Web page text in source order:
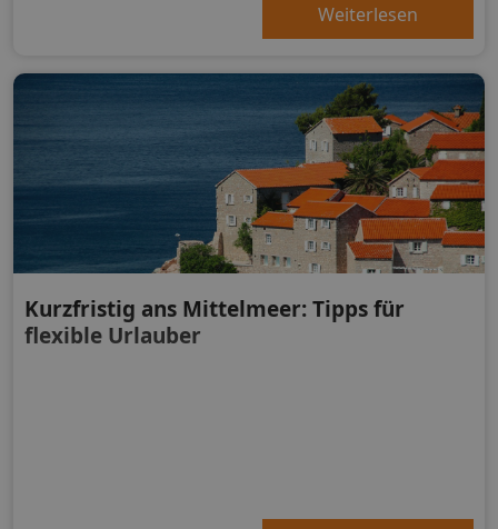
Weiterlesen
Kurzfristig ans Mittelmeer: Tipps für
flexible Urlauber